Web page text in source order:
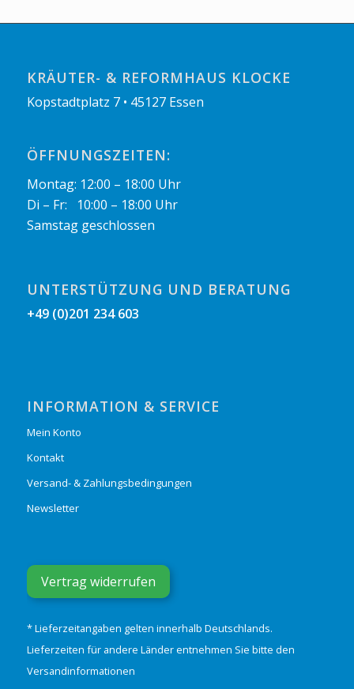
KRÄUTER- & REFORMHAUS KLOCKE
Kopstadtplatz 7 • 45127 Essen
ÖFFNUNGSZEITEN:
Montag: 12:00 – 18:00 Uhr
Di – Fr: 10:00 – 18:00 Uhr
Samstag geschlossen
UNTERSTÜTZUNG UND BERATUNG
+49 (0)201 234 603
INFORMATION & SERVICE
Mein Konto
Kontakt
Versand- & Zahlungsbedingungen
Newsletter
Vertrag widerrufen
* Lieferzeitangaben gelten innerhalb Deutschlands.
Lieferzeiten für andere Länder entnehmen Sie bitte den
Versandinformationen